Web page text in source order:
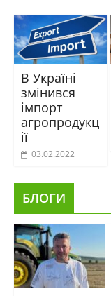
В Україні
змінився
імпорт
агропродукц
ії
03.02.2022
БЛОГИ